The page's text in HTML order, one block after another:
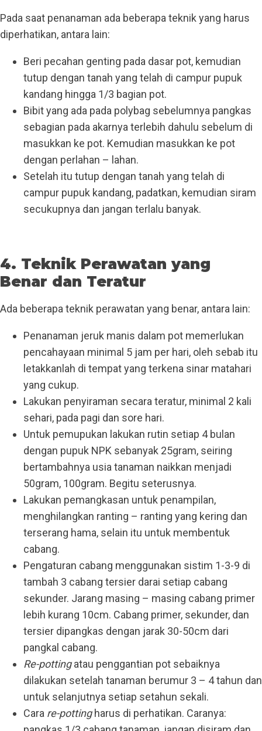
Pada saat penanaman ada beberapa teknik yang harus
diperhatikan, antara lain:
Beri pecahan genting pada dasar pot, kemudian
tutup dengan tanah yang telah di campur pupuk
kandang hingga 1/3 bagian pot.
Bibit yang ada pada polybag sebelumnya pangkas
sebagian pada akarnya terlebih dahulu sebelum di
masukkan ke pot. Kemudian masukkan ke pot
dengan perlahan – lahan.
Setelah itu tutup dengan tanah yang telah di
campur pupuk kandang, padatkan, kemudian siram
secukupnya dan jangan terlalu banyak.
4. Teknik Perawatan yang
Benar dan Teratur
Ada beberapa teknik perawatan yang benar, antara lain:
Penanaman jeruk manis dalam pot memerlukan
pencahayaan minimal 5 jam per hari, oleh sebab itu
letakkanlah di tempat yang terkena sinar matahari
yang cukup.
Lakukan penyiraman secara teratur, minimal 2 kali
sehari, pada pagi dan sore hari.
Untuk pemupukan lakukan rutin setiap 4 bulan
dengan pupuk NPK sebanyak 25gram, seiring
bertambahnya usia tanaman naikkan menjadi
50gram, 100gram. Begitu seterusnya.
Lakukan pemangkasan untuk penampilan,
menghilangkan ranting – ranting yang kering dan
terserang hama, selain itu untuk membentuk
cabang.
Pengaturan cabang menggunakan sistim 1-3-9 di
tambah 3 cabang tersier darai setiap cabang
sekunder. Jarang masing – masing cabang primer
lebih kurang 10cm. Cabang primer, sekunder, dan
tersier dipangkas dengan jarak 30-50cm dari
pangkal cabang.
Re-pottingatau penggantian pot sebaiknya
dilakukan setelah tanaman berumur 3 – 4 tahun dan
untuk selanjutnya setiap setahun sekali.
Cara re-pottingharus di perhatikan. Caranya: